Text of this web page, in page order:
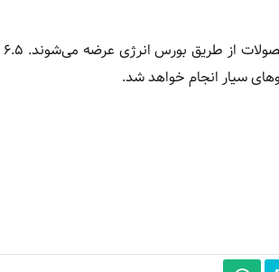
سیار انجام خواهد شد.